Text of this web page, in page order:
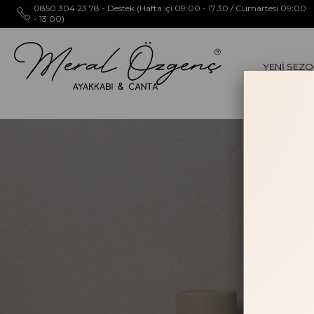
0850 304 23 78 - Destek (Hafta içi 09:00 - 17.30 / Cumartesi 09:00
- 13:00)
YENİ